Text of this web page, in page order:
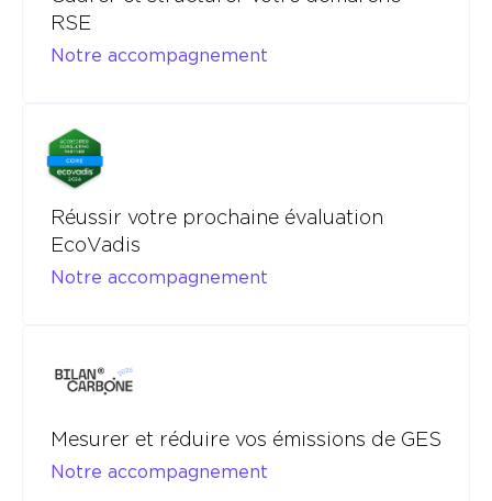
RSE
Notre accompagnement
Réussir votre prochaine évaluation
EcoVadis
Notre accompagnement
Mesurer et réduire vos émissions de GES
Notre accompagnement